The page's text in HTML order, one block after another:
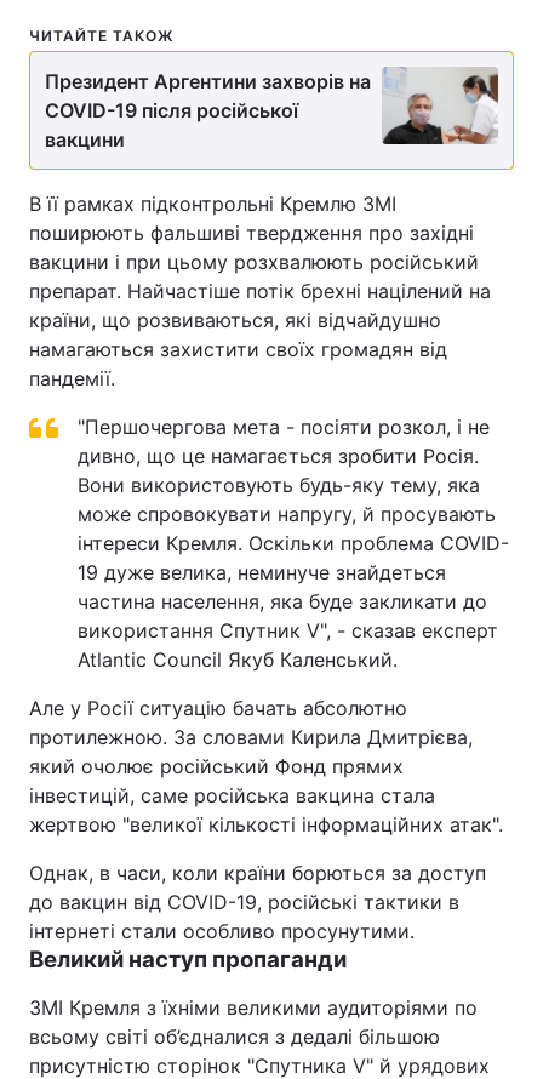
ЧИТАЙТЕ ТАКОЖ
Президент Аргентини захворів на
COVID-19 після російської
вакцини
В її рамках підконтрольні Кремлю ЗМІ
поширюють фальшиві твердження про західні
вакцини і при цьому розхвалюють російський
препарат. Найчастіше потік брехні націлений на
країни, що розвиваються, які відчайдушно
намагаються захистити своїх громадян від
пандемії.
"Першочергова мета - посіяти розкол, і не
дивно, що це намагається зробити Росія.
Вони використовують будь-яку тему, яка
може спровокувати напругу, й просувають
інтереси Кремля. Оскільки проблема COVID-
19 дуже велика, неминуче знайдеться
частина населення, яка буде закликати до
використання Спутник V", - сказав експерт
Atlantic Council Якуб Каленський.
Але у Росії ситуацію бачать абсолютно
протилежною. За словами Кирила Дмитрієва,
який очолює російський Фонд прямих
інвестицій, саме російська вакцина стала
жертвою "великої кількості інформаційних атак".
Однак, в часи, коли країни борються за доступ
до вакцин від COVID-19, російські тактики в
інтернеті стали особливо просунутими.
Великий наступ пропаганди
ЗМІ Кремля з їхніми великими аудиторіями по
всьому світі об’єдналися з дедалі більшою
присутністю сторінок "Спутника V" й урядових